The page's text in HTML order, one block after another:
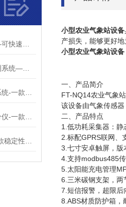
小型农业气象站设备
产损失，能够更好
小型农业气象站设备
一、产品简介
FT-NQ14农业气象
该设备由气象传感
二、产品特点
1.低功耗采集器：
2.标配GPRS联网、
3.七寸安卓触屏，
4.支持modbus485
5.太阳能充电管理
6.三米碳钢支架，两
7.短信报警，超限后
8.ABS材质防护箱，